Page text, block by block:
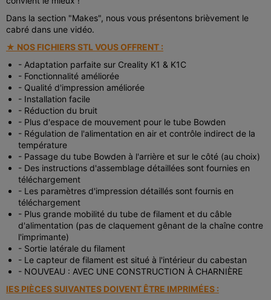
Dans la section "Makes", nous vous présentons brièvement le
cabré dans une vidéo.
★ NOS FICHIERS STL VOUS OFFRENT :
- Adaptation parfaite sur Creality K1 & K1C
- Fonctionnalité améliorée
- Qualité d'impression améliorée
- Installation facile
- Réduction du bruit
- Plus d'espace de mouvement pour le tube Bowden
- Régulation de l'alimentation en air et contrôle indirect de la
température
- Passage du tube Bowden à l'arrière et sur le côté (au choix)
- Des instructions d'assemblage détaillées sont fournies en
téléchargement
- Les paramètres d'impression détaillés sont fournis en
téléchargement
- Plus grande mobilité du tube de filament et du câble
d'alimentation (pas de claquement gênant de la chaîne contre
l'imprimante)
- Sortie latérale du filament
- Le capteur de filament est situé à l'intérieur du cabestan
- NOUVEAU : AVEC UNE CONSTRUCTION À CHARNIÈRE
lES PIÈCES SUIVANTES DOIVENT ÊTRE IMPRIMÉES :